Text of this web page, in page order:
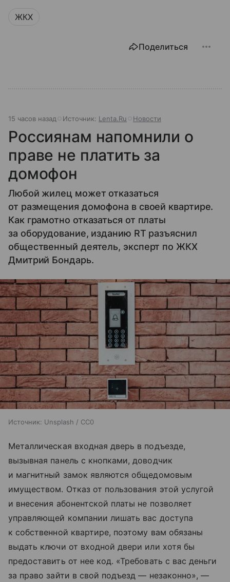
ЖКХ
Поделиться
15 часов назад Источник: Lenta.Ru Новости
Россиянам напомнили о
праве не платить за
домофон
Любой жилец может отказаться
от размещения домофона в своей квартире.
Как грамотно отказаться от платы
за оборудование, изданию RT разъяснил
общественный деятель, эксперт по ЖКХ
Дмитрий Бондарь.
Источник: Unsplash / CC0
Металлическая входная дверь в подъезде,
вызывная панель с кнопками, доводчик
и магнитный замок являются общедомовым
имуществом. Отказ от пользования этой услугой
и внесения абонентской платы не позволяет
управляющей компании лишать вас доступа
к собственной квартире, поэтому вам обязаны
выдать ключи от входной двери или хотя бы
предоставить от нее код. «Требовать с вас деньги
за право зайти в свой подъезд — незаконно», —